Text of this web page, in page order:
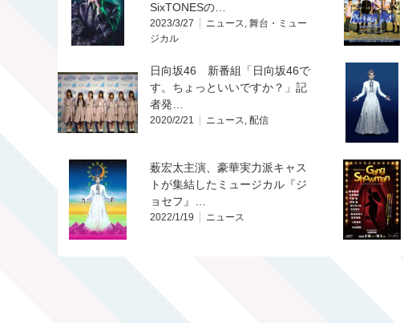
SixTONESの…
2023/3/27 ニュース, 舞台・ミュー
ジカル
日向坂46 新番組「日向坂46で
す。ちょっといいですか？」記
者発…
2020/2/21 ニュース, 配信
薮宏太主演、豪華実力派キャス
トが集結したミュージカル『ジ
ョセフ』…
2022/1/19 ニュース